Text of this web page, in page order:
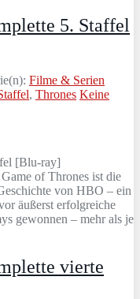
5. Staffel
Filme & Serien
, Thrones Keine
[Blu-ray]
of Thrones ist die
von HBO – ein
äußerst erfolgreiche
gewonnen – mehr als je
vierte